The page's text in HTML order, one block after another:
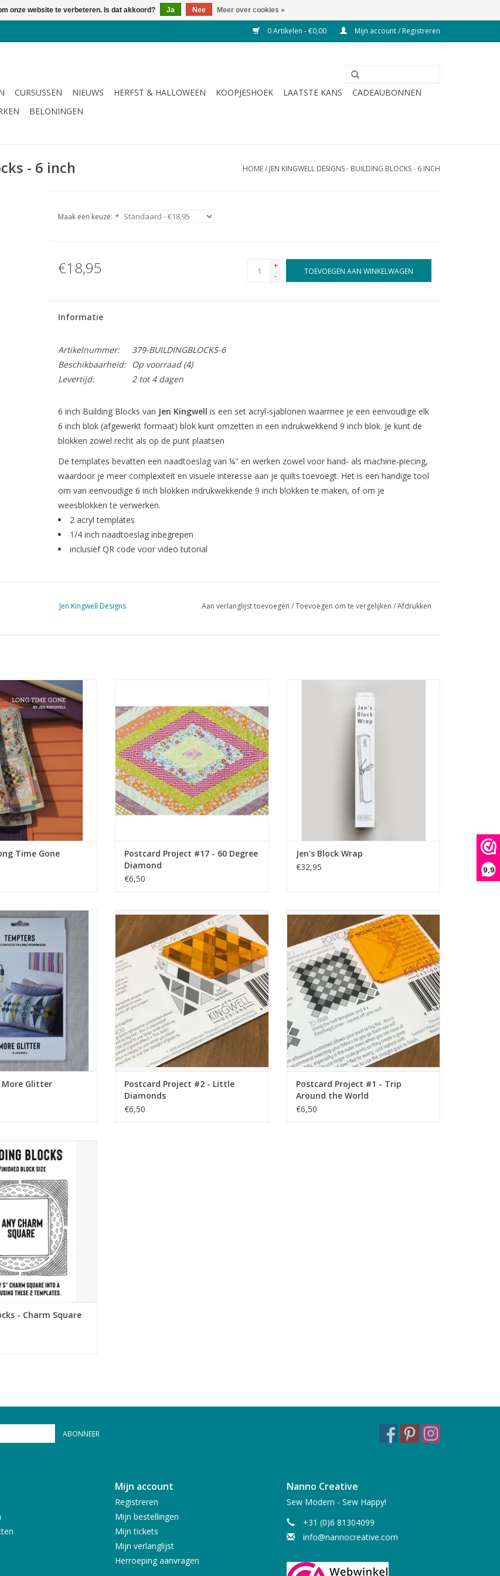
9,9
0 Artikelen - €0,00 Mijn account / Registreren
CURSUSSEN NIEUWS HERFST & HALLOWEEN KOOPJESHOEK LAATSTE KANS
CADEAUBONNEN
BELONINGEN
- 6 inch HOME/ JEN KINGWELL DESIGNS - BUILDING BLOCKS - 6 INCH
Maak een keuze: *
€18,95
+
-
TOEVOEGEN AAN WINKELWAGEN
Informatie
Artikelnummer:
379-BUILDINGBLOCKS-6
Beschikbaarheid:
Op voorraad(4)
Levertijd:
2 tot 4 dagen
6 inch Building Blocks van Jen Kingwell is een set acryl-sjablonen waarmee je een eenvoudige elk
6 inch blok (afgewerkt formaat) blok kunt omzetten in een indrukwekkend 9 inch blok. Je kunt de
blokken zowel recht als op de punt plaatsen
De templates bevatten een naadtoeslag van ¼″ en werken zowel voor hand- als machine-piecing,
waardoor je meer complexiteit en visuele interesse aan je quilts toevoegt. Het is een handige tool
om van eenvoudige 6 inch blokken indrukwekkende 9 inch blokken te maken, of om je
weesblokken te verwerken.
2 acryl templates
1/4 inch naadtoeslag inbegrepen
inclusief QR code voor video tutorial
Jen Kingwell Designs Aan verlanglijst toevoegen /Toevoegen om te vergelijken /Afdrukken
van Jen Kingwell
AAN WINKELWAGEN
Time Gone
TOEVOEGEN AAN WINKELWAGEN
Postcard Project #17 - 60 Degree
Diamond
€6,50
TOEVOEGEN AAN WINKELWAGEN
Jen's Block Wrap
€32,95
template set
AAN WINKELWAGEN
Glitter
template voor een quilt met diamanten
TOEVOEGEN AAN WINKELWAGEN
Postcard Project #2 - Little
Diamonds
€6,50
template
TOEVOEGEN AAN WINKELWAGEN
Postcard Project #1 - Trip
Around the World
€6,50
AAN WINKELWAGEN
- Charm Square
ABONNEER
Mijn account
Registreren
Mijn bestellingen
Mijn tickets
Mijn verlanglijst
Herroeping aanvragen
Nanno Creative
Sew Modern - Sew Happy!
+31 (0)6 81304099
info@nannocreative.com
onze website te verbeteren. Is dat akkoord? Ja Nee Meer over cookies »